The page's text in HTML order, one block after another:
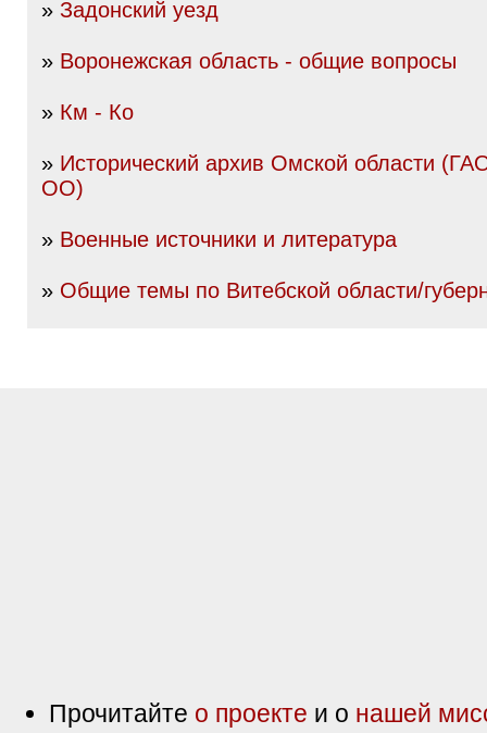
» Задонский уезд
» Воронежская область - общие вопросы
» Км - Ко
» Исторический архив Омской области
ОО)
» Военные источники и литература
» Общие темы по Витебской области/
Прочитайте о проекте и о нашей